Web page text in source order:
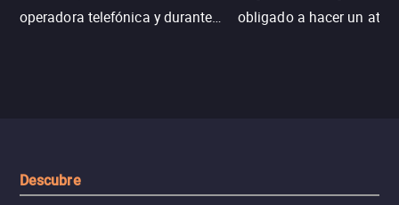
operadora telefónica y durante
obligado a hacer un
Descubre